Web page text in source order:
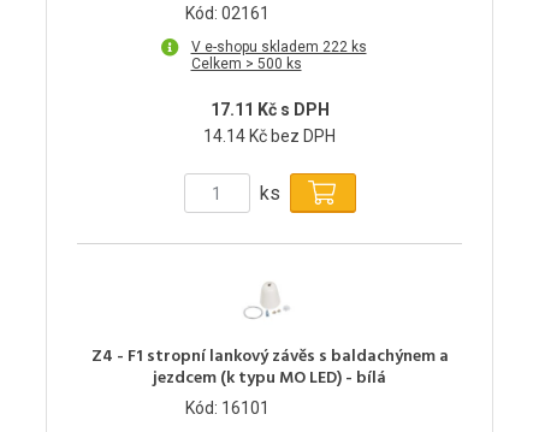
Kód: 02161
V e-shopu skladem 222 ks
Celkem > 500 ks
17.11 Kč s DPH
14.14 Kč bez DPH
ks
Z4 - F1 stropní lankový závěs s baldachýnem a
jezdcem (k typu MO LED) - bílá
Kód: 16101